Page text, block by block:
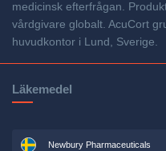
medicinsk efterfrågan.
vårdgivare globalt. AcuCort
huvudkontor i Lund, Sverige.
Läkemedel
Newbury Pharmaceuticals